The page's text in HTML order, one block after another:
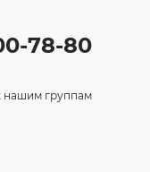
78-80
нашим группам